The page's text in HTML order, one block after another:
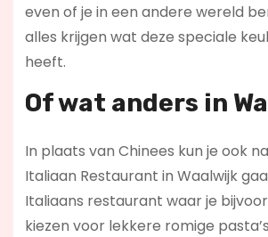
even of je in een andere wereld
alles krijgen wat deze speciale
heeft.
Of wat anders in
In plaats van Chinees kun je ook
Italiaan Restaurant in Waalwijk
Italiaans restaurant waar je
kiezen voor lekkere romige